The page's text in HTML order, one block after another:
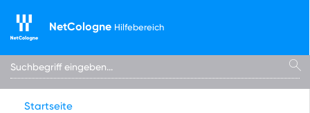
NetCologne Hilfebereich
Startseite